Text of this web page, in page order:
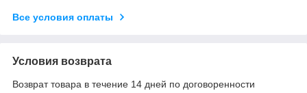
Все условия оплаты
Условия возврата
Возврат товара в течение 14 дней по договоренности